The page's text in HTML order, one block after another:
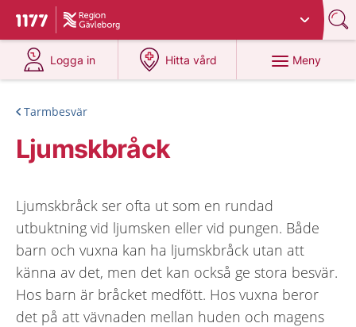
Till startsidan för 1177
Du har valt region
Logga in
på 1177.se
Hitta vård
på 1177.se
Meny
Tarmbesvär
Ljumskbråck
Ljumskbråck ser ofta ut som en rundad
utbuktning vid ljumsken eller vid pungen. Både
barn och vuxna kan ha ljumskbråck utan att
känna av det, men det kan också ge stora besvär.
Hos barn är bråcket medfött. Hos vuxna beror
det på att vävnaden mellan huden och magens